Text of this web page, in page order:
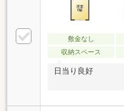
敷金なし
収納スペース
日当り良好